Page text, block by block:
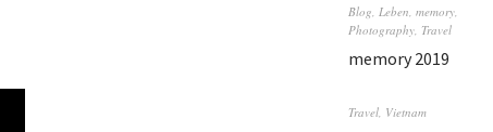
Blog, Leben, memory,
Photography, Travel
memory 2019
Travel, Vietnam